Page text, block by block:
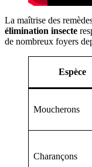
La maîtrise des
élimination insecte
de nombreux foyers
Espèce
Moucherons
Charançons